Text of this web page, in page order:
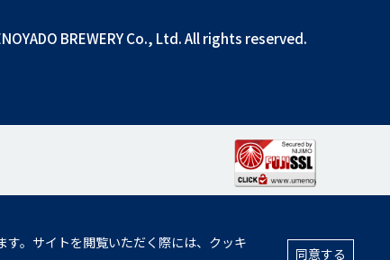
BREWERY Co., Ltd. All rights reserved.
同意する
。サイトを閲覧いただく際には、クッキ